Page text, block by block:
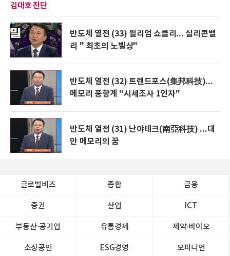
김대호 진단
반도체 열전 (33) 윌리엄 쇼클리... 실리콘밸
리 " 최초의 노벨상"
반도체 열전 (32) 트렌드포스(集邦科技)...
메모리 풍향계 "시세조사 1인자"
반도체 열전 (31) 난야테크(南亞科技) ...대
만 메모리의 꿈
글로벌비즈 종합 금융
증권 산업 ICT
부동산·공기업 유통경제 제약∙바이오
소상공인 ESG경영 오피니언